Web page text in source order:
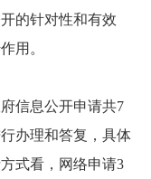
的针对性和有效
用。
信息公开申请共7
办理和答复，具体
式看，网络申请3